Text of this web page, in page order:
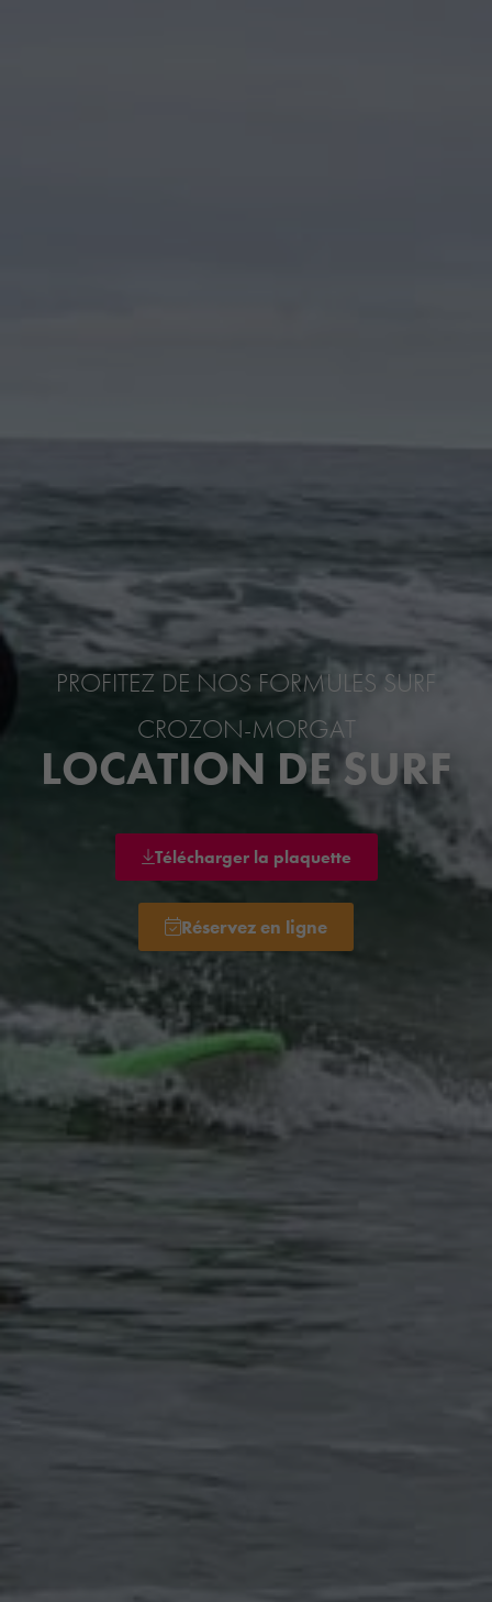
PROFITEZ DE NOS FORMULES SURF
CROZON-MORGAT
LOCATION DE SURF
Télécharger la plaquette
Réservez en ligne